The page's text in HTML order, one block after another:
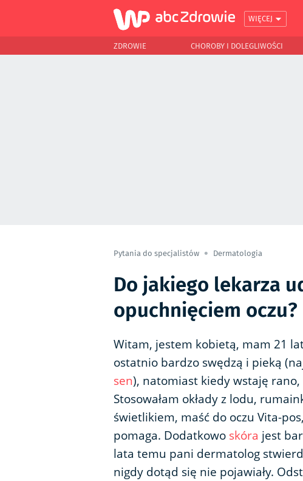
WIĘCEJ
ZDROWIE CHOROBY I DOLEGLIWOŚCI
Pytania do specjalistów Dermatologia
Do jakiego lekarza
opuchnięciem oczu?
Witam, jestem kobietą, mam 21
ostatnio bardzo swędzą i pieką
sen), natomiast kiedy wstaję
Stosowałam okłady z lodu,
świetlikiem, maść do oczu Vita-
pomaga. Dodatkowo skóra jest
lata temu pani dermatolog
nigdy dotąd się nie pojawiały.